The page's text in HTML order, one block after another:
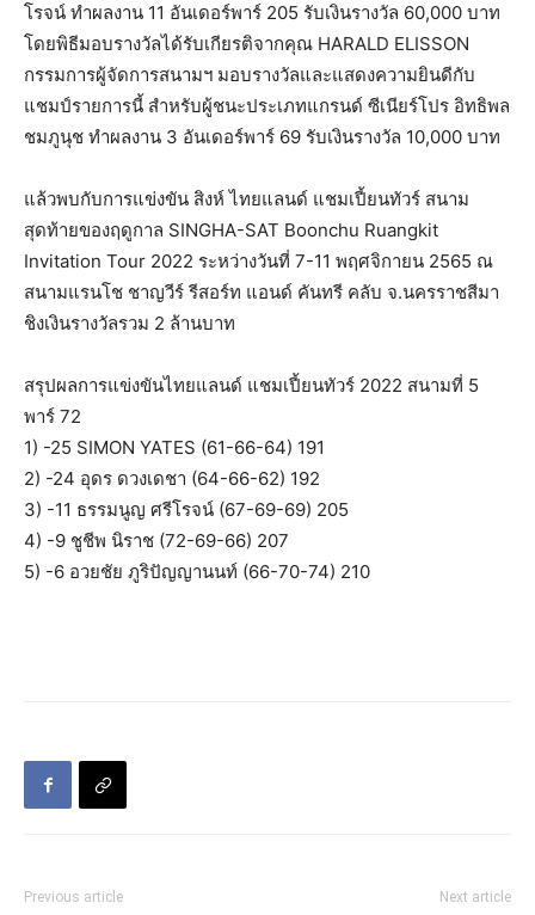
โรจน์ ทำผลงาน 11 อันเดอร์พาร์ 205 รับเงินรางวัล 60,000 บาท
โดยพิธีมอบรางวัลได้รับเกียรติจากคุณ HARALD ELISSON
กรรมการผู้จัดการสนามฯ มอบรางวัลและแสดงความยินดีกับ
แชมป์รายการนี้ สำหรับผู้ชนะประเภทแกรนด์ ซีเนียร์โปร อิทธิพล
ชมภูนุช ทำผลงาน 3 อันเดอร์พาร์ 69 รับเงินรางวัล 10,000 บาท
แล้วพบกับการแข่งขัน สิงห์ ไทยแลนด์ แชมเปี้ยนทัวร์ สนาม
สุดท้ายของฤดูกาล SINGHA-SAT Boonchu Ruangkit
Invitation Tour 2022 ระหว่างวันที่ 7-11 พฤศจิกายน 2565 ณ
สนามแรนโช ชาญวีร์ รีสอร์ท แอนด์ คันทรี คลับ จ.นครราชสีมา
ชิงเงินรางวัลรวม 2 ล้านบาท
สรุปผลการแข่งขันไทยแลนด์ แชมเปี้ยนทัวร์ 2022 สนามที่ 5
พาร์ 72
1) -25 SIMON YATES (61-66-64) 191
2) -24 อุดร ดวงเดชา (64-66-62) 192
3) -11 ธรรมนูญ ศรีโรจน์ (67-69-69) 205
4) -9 ชูชีพ นิราช (72-69-66) 207
5) -6 อวยชัย ภูริปัญญานนท์ (66-70-74) 210
Previous article Next article